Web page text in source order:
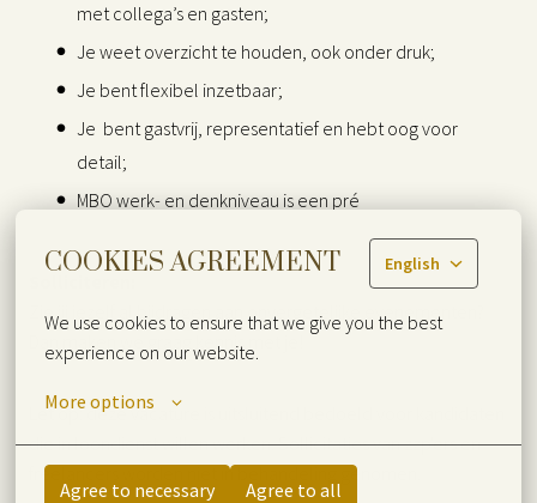
COOKIES AGREEMENT English
We use cookies to ensure that we give you the best
experience on our website.
More options
Agree to necessary Agree to all
met collega’s en gasten;
Je weet overzicht te houden, ook onder druk;
Je bent flexibel inzetbaar;
Je bent gastvrij, representatief en hebt oog voor
detail;
MBO werk- en denkniveau is een pré
Zie jij jezelf al bijdragen aan onvergetelijke evenementen?
Dan maken we graag kennis met je!
Let op: deze vacature is uitsluitend bedoeld voor kandidaten
die in loondienst willen werken. Sollicitaties van zzp'ers en
freelancers worden niet in behandeling genomen.